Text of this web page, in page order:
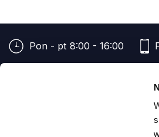
Pon - pt 8:00 - 16:00